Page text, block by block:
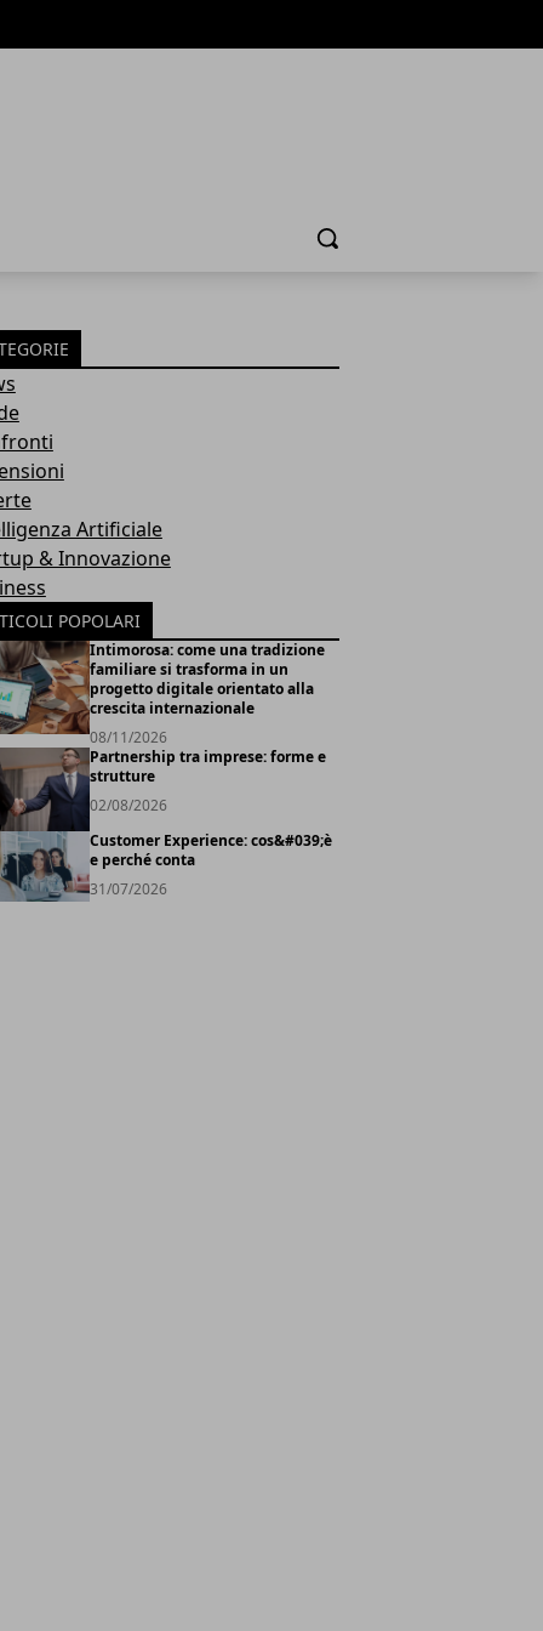
Cerca
Artificiale
& Innovazione
POPOLARI
Intimorosa: come una tradizione
familiare si trasforma in un
progetto digitale orientato alla
crescita internazionale
08/11/2026
Partnership tra imprese: forme e
strutture
02/08/2026
Customer Experience: cos&#039;è
e perché conta
31/07/2026